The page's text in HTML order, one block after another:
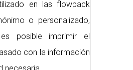
en las flowpack
o personalizado,
posible imprimir el
con la información